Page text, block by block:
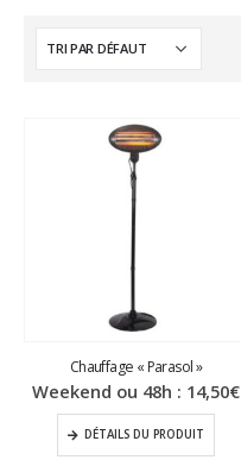
Chauffage « Parasol »
Weekend ou 48h : 14,50€
DÉTAILS DU PRODUIT